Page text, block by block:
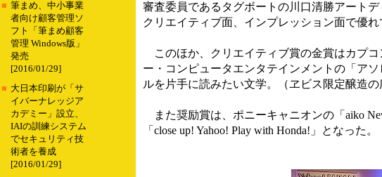
■ 筆まめ、中小事業
者向け顧客管理ソ
フト「筆まめ顧客
管理 Windows版」
発売
[2016/01/29]
■ 大日本印刷が「サ
イバーナレッジア
カデミー」設立、
IAIの訓練システム
でセキュリティ技
術者を養成
[2016/01/29]
審査委員であるタグボートの川口清勝アート
クリエイティブ面、インプレッション面で優
このほか、クリエイティブ賞の金賞はカプ
ー・コンピュータエンタテインメントの「ア
ルを片手に読みたい文学。（ヱビス限定醸造の
また奨励賞は、ポニーキャニオンの「aiko
「close up! Yahoo! Play with Honda!」となった。